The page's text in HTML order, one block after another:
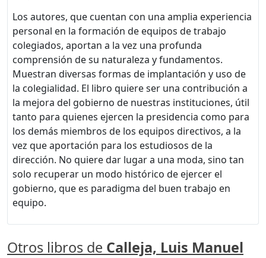
Los autores, que cuentan con una amplia experiencia
personal en la formación de equipos de trabajo
colegiados, aportan a la vez una profunda
comprensión de su naturaleza y fundamentos.
Muestran diversas formas de implantación y uso de
la colegialidad. El libro quiere ser una contribución a
la mejora del gobierno de nuestras instituciones, útil
tanto para quienes ejercen la presidencia como para
los demás miembros de los equipos directivos, a la
vez que aportación para los estudiosos de la
dirección. No quiere dar lugar a una moda, sino tan
solo recuperar un modo histórico de ejercer el
gobierno, que es paradigma del buen trabajo en
equipo.
Otros libros de Calleja, Luis Manuel